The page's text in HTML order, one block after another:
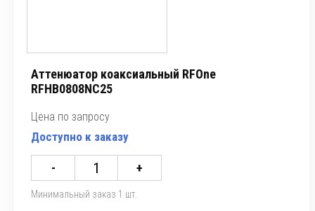
Аттенюатор коаксиальный RFOne
RFHB0808NC25
Цена по запросу
Доступно к заказу
- +
Минимальный заказ 1 шт.